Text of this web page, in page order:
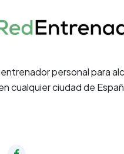
personal para
cualquier ciudad de